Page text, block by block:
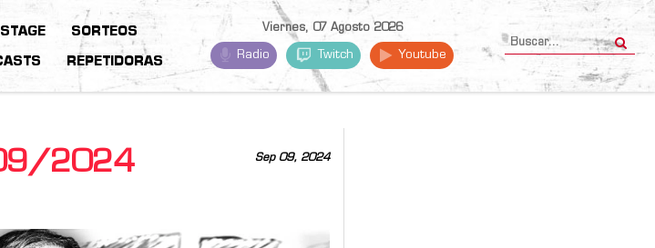
SORTEOS
REPETIDORAS
Viernes, 07 Agosto 2026
Radio Twitch Youtube
Sep 09, 2024
09/2024